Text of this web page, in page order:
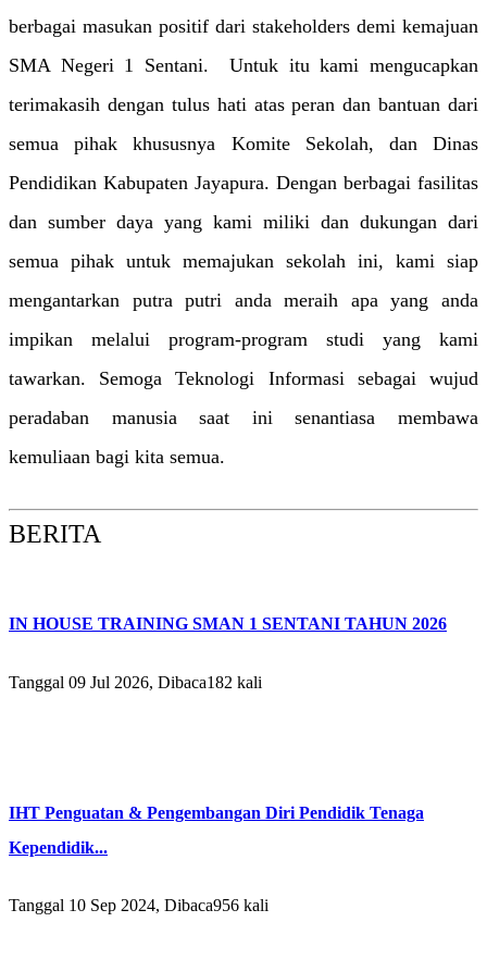
berbagai masukan positif dari stakeholders demi kemajuan
SMA Negeri 1 Sentani. Untuk itu kami mengucapkan
terimakasih dengan tulus hati atas peran dan bantuan dari
semua pihak khususnya Komite Sekolah, dan Dinas
Pendidikan Kabupaten Jayapura. Dengan berbagai fasilitas
dan sumber daya yang kami miliki dan dukungan dari
semua pihak untuk memajukan sekolah ini, kami siap
mengantarkan putra putri anda meraih apa yang anda
impikan melalui program-program studi yang kami
tawarkan. Semoga Teknologi Informasi sebagai wujud
peradaban manusia saat ini senantiasa membawa
kemuliaan bagi kita semua.
BERITA
IN HOUSE TRAINING SMAN 1 SENTANI TAHUN 2026
Tanggal 09 Jul 2026, Dibaca182 kali
IHT Penguatan & Pengembangan Diri Pendidik Tenaga
Kependidik...
Tanggal 10 Sep 2024, Dibaca956 kali